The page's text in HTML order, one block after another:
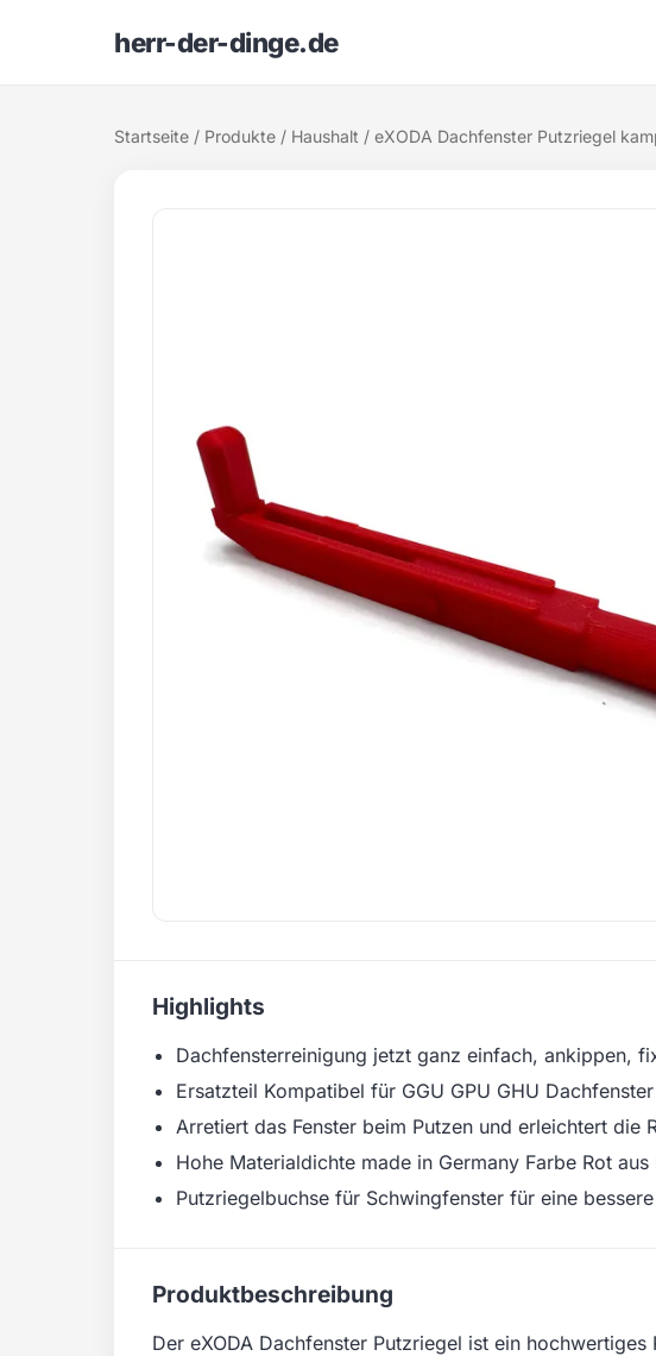
herr-der-dinge.de
Startseite / Produkte / Haushalt / eXODA Dachfenster Putzriegel
Highlights
Dachfensterreinigung jetzt ganz einfach, ankippen,
Ersatzteil Kompatibel für GGU GPU GHU
Arretiert das Fenster beim Putzen und erleichtert die
Hohe Materialdichte made in Germany Farbe Rot
Putzriegelbuchse für Schwingfenster für eine
Produktbeschreibung
Der eXODA Dachfenster Putzriegel ist ein